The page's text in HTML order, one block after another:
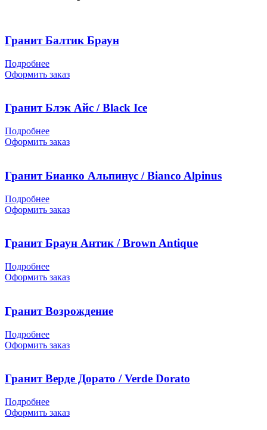
Гранит Балтик Браун
Подробнее
Оформить заказ
Гранит Блэк Айс / Black Ice
Подробнее
Оформить заказ
Гранит Бианко Альпинус / Bianco Alpinus
Подробнее
Оформить заказ
Гранит Браун Антик / Brown Antique
Подробнее
Оформить заказ
Гранит Возрождение
Подробнее
Оформить заказ
Гранит Верде Дорато / Verde Dorato
Подробнее
Оформить заказ